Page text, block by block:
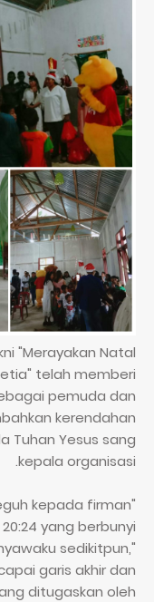
"Merayakan Natal
telah memberi
pemuda dan
kerendahan
Tuhan Yesus sang
kepala organisasi.
kepada firman
yang berbunyi
sedikitpun,
garis akhir dan
ditugaskan oleh